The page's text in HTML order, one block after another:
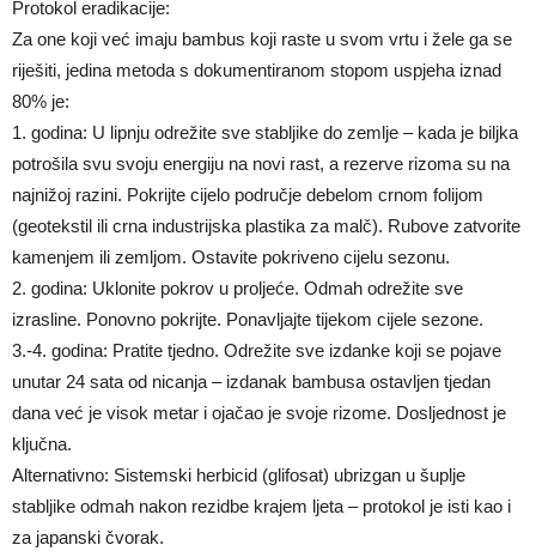
Protokol eradikacije:
Za one koji već imaju bambus koji raste u svom vrtu i žele ga se
riješiti, jedina metoda s dokumentiranom stopom uspjeha iznad
80% je:
1. godina: U lipnju odrežite sve stabljike do zemlje – kada je biljka
potrošila svu svoju energiju na novi rast, a rezerve rizoma su na
najnižoj razini. Pokrijte cijelo područje debelom crnom folijom
(geotekstil ili crna industrijska plastika za malč). Rubove zatvorite
kamenjem ili zemljom. Ostavite pokriveno cijelu sezonu.
2. godina: Uklonite pokrov u proljeće. Odmah odrežite sve
izrasline. Ponovno pokrijte. Ponavljajte tijekom cijele sezone.
3.-4. godina: Pratite tjedno. Odrežite sve izdanke koji se pojave
unutar 24 sata od nicanja – izdanak bambusa ostavljen tjedan
dana već je visok metar i ojačao je svoje rizome. Dosljednost je
ključna.
Alternativno: Sistemski herbicid (glifosat) ubrizgan u šuplje
stabljike odmah nakon rezidbe krajem ljeta – protokol je isti kao i
za japanski čvorak.